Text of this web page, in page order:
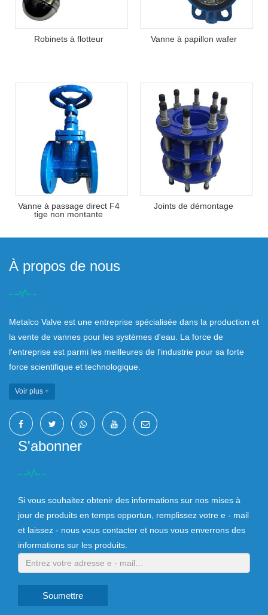
Robinets à flotteur Vanne à papillon wafer
Vanne à passage direct F4
tige non montante
Joints de démontage
À propos de nous
Metalco Valve est une entreprise spécialisée dans la production et
la vente de vannes pour les systèmes d'eau. La force de
l'entreprise est parmi les meilleures de l'industrie pour sa forte
force scientifique et technologique.
Voir plus +
S'abonner
Si vous souhaitez obtenir des informations sur nos mises à
jour de produits en temps opportun, remplissez votre e - mail
et laissez - nous vous contacter et nous vous enverrons des
informations sur les produits.
Soumettre